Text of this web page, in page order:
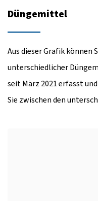
Düngemittel
Aus dieser Grafik können
unterschiedlicher
seit März 2021 erfasst
Sie zwischen den